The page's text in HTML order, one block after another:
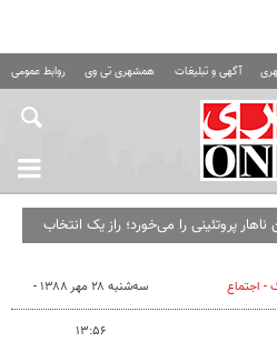
آگهی و تبلیغات همشهری تی وی روابط عمومی
پروتئینی را می‌خورد؛ راز یک انتخاب
- اجتماع سه‌شنبه ۲۸ مهر ۱۳۸۸ -
۱۳:۵۶